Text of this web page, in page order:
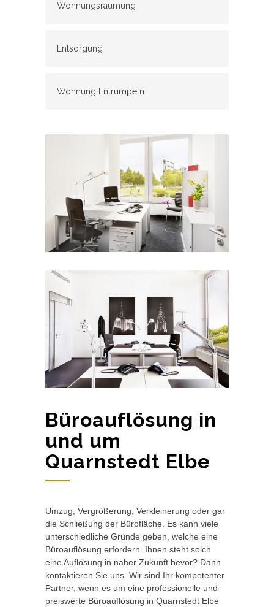
Wohnungsräumung
Entsorgung
Wohnung Entrümpeln
Büroauflösung in
und um
Quarnstedt Elbe
Umzug, Vergrößerung, Verkleinerung oder gar
die Schließung der Bürofläche. Es kann viele
unterschiedliche Gründe geben, welche eine
Büroauflösung erfordern. Ihnen steht solch
eine Auflösung in naher Zukunft bevor? Dann
kontaktieren Sie uns. Wir sind Ihr kompetenter
Partner, wenn es um eine professionelle und
preiswerte Büroauflösung in Quarnstedt Elbe